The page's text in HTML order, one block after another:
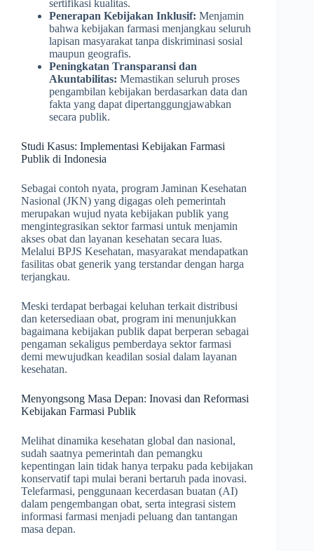
sertifikasi kualitas.
Penerapan Kebijakan Inklusif: Menjamin
bahwa kebijakan farmasi menjangkau seluruh
lapisan masyarakat tanpa diskriminasi sosial
maupun geografis.
Peningkatan Transparansi dan
Akuntabilitas: Memastikan seluruh proses
pengambilan kebijakan berdasarkan data dan
fakta yang dapat dipertanggungjawabkan
secara publik.
Studi Kasus: Implementasi Kebijakan Farmasi
Publik di Indonesia
Sebagai contoh nyata, program Jaminan Kesehatan
Nasional (JKN) yang digagas oleh pemerintah
merupakan wujud nyata kebijakan publik yang
mengintegrasikan sektor farmasi untuk menjamin
akses obat dan layanan kesehatan secara luas.
Melalui BPJS Kesehatan, masyarakat mendapatkan
fasilitas obat generik yang terstandar dengan harga
terjangkau.
Meski terdapat berbagai keluhan terkait distribusi
dan ketersediaan obat, program ini menunjukkan
bagaimana kebijakan publik dapat berperan sebagai
pengaman sekaligus pemberdaya sektor farmasi
demi mewujudkan keadilan sosial dalam layanan
kesehatan.
Menyongsong Masa Depan: Inovasi dan Reformasi
Kebijakan Farmasi Publik
Melihat dinamika kesehatan global dan nasional,
sudah saatnya pemerintah dan pemangku
kepentingan lain tidak hanya terpaku pada kebijakan
konservatif tapi mulai berani bertaruh pada inovasi.
Telefarmasi, penggunaan kecerdasan buatan (AI)
dalam pengembangan obat, serta integrasi sistem
informasi farmasi menjadi peluang dan tantangan
masa depan.